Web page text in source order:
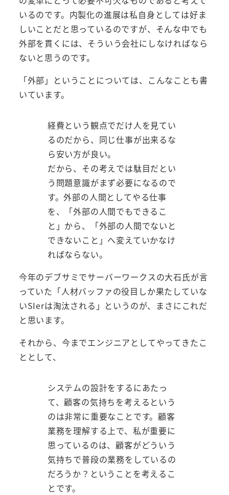
いるのです。内製化の進展は私自身としては好ま
しいことだと思っているのですが、そんな中でも
外部を貫くには、そういう会社にしなければなら
ないと思うのです。
「外部」ということについては、こんなことも書
いています。
経費という観点でだけ人を見てい
るのだから、同じ仕事が出来るな
ら安い方が良い。
だから、その考えでは駄目だとい
う問題意識がまず必要になるので
す。外部の人間としてやる仕事
を、「外部の人間でもできるこ
と」から、「外部の人間でないと
できないこと」へ変えていかなけ
ればならない。
今年のデブサミでサーバーワークスの大石氏が言
っていた「人材バッファの役目しか果たしていな
いSIerは淘汰される」というのが、まさにこれだ
と思います。
それから、今までエンジニアとしてやってきたこ
ととして、
システムの設計をするにあたっ
て、顧客の気持ちを考えるという
のは非常に重要なことです。顧客
業務を理解する上で、私が重要に
思っているのは、顧客がどういう
気持ちで普段の業務をしているの
だろうか？ということを考えるこ
とです。